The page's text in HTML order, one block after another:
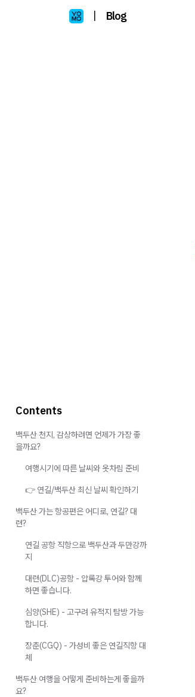
| Blog
Contents
백두산 천지, 감상하려면 언제가 가장 좋
을까요?
여행시기에 따른 날씨와 옷차림 준비
👉 연길/백두산 최신 날씨 확인하기
백두산 가는 항공편은 어디로, 연길? 대
련?
연길 공항 직항으로 백두산과 두만강까
지
대련(DLC)공항 - 압록강 투어와 함께
하면 좋습니다.
심양(SHE) - 고구려 유적지 탐방 가능
합니다.
장춘(CGQ) - 가성비 좋은 연길직항 대
체
백두산 여행을 어떻게 준비하는게 좋을까
요?